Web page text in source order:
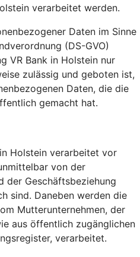
verarbeitet werden.
Daten im Sinne
(DS-GVO)
VR Bank in Holstein nur
zulässig und geboten ist,
Daten, die die
gemacht hat.
Holstein verarbeitet vor
von der
der Geschäftsbeziehung
sind. Daneben werden die
Mutterunternehmen, der
aus öffentlich zugänglichen
verarbeitet.